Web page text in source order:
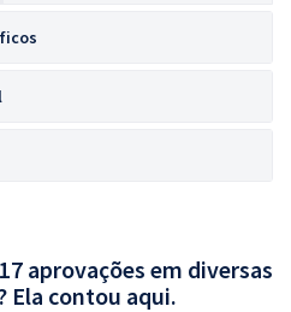
aprovações em diversas
Ela contou aqui.